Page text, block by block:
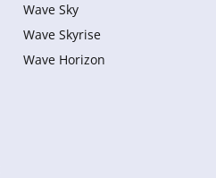
Wave Sky
Wave Skyrise
Wave Horizon